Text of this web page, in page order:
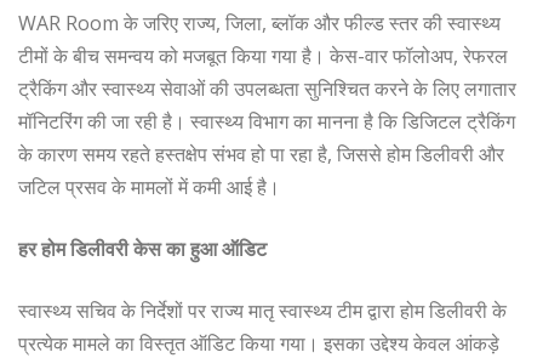
WAR Room के जरिए राज्य, जिला, ब्लॉक और फील्ड स्तर की स्वास्थ्य
टीमों के बीच समन्वय को मजबूत किया गया है। केस-वार फॉलोअप, रेफरल
ट्रैकिंग और स्वास्थ्य सेवाओं की उपलब्धता सुनिश्चित करने के लिए लगातार
मॉनिटरिंग की जा रही है। स्वास्थ्य विभाग का मानना है कि डिजिटल ट्रैकिंग
के कारण समय रहते हस्तक्षेप संभव हो पा रहा है, जिससे होम डिलीवरी और
जटिल प्रसव के मामलों में कमी आई है।
हर होम डिलीवरी केस का हुआ ऑडिट
स्वास्थ्य सचिव के निर्देशों पर राज्य मातृ स्वास्थ्य टीम द्वारा होम डिलीवरी के
प्रत्येक मामले का विस्तृत ऑडिट किया गया। इसका उद्देश्य केवल आंकड़े